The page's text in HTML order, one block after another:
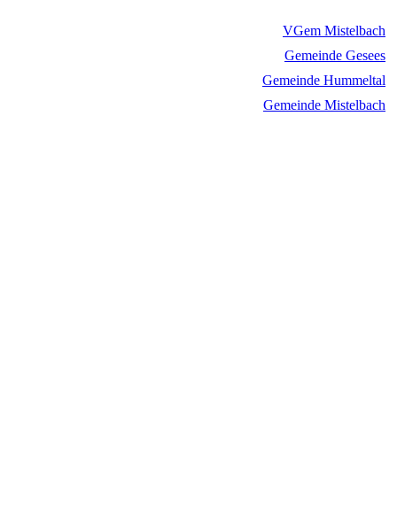
VGem Mistelbach
Gemeinde Gesees
Gemeinde Hummeltal
Gemeinde Mistelbach